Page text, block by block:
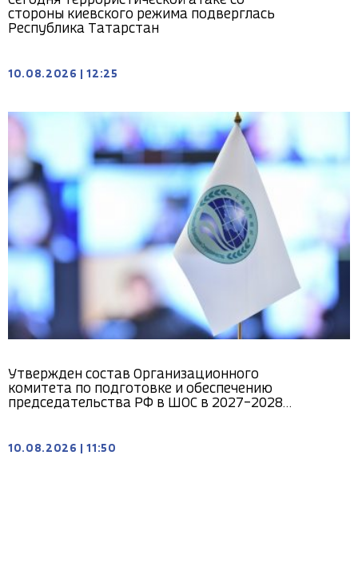
стороны киевского режима подверглась
Республика Татарстан
10.08.2026 12:25
Утвержден состав Организационного
комитета по подготовке и обеспечению
председательства РФ в ШОС в 2027–2028
10.08.2026 11:50